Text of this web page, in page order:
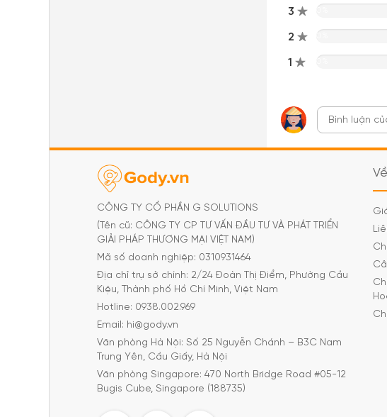
3
2
1
CÔNG TY CỔ PHẦN G SOLUTIONS
(Tên cũ: CÔNG TY CP TƯ VẤN ĐẦU TƯ VÀ PHÁT TRIỂN
GIẢI PHÁP THƯƠNG MẠI VIỆT NAM)
Mã số doanh nghiệp: 0310931464
Địa chỉ trụ sở chính: 2/24 Đoàn Thị Điểm, Phường Cầu
Kiệu, Thành phố Hồ Chí Minh, Việt Nam
Hotline: 0938.002.969
Email: hi@gody.vn
Văn phòng Hà Nội: Số 25 Nguyễn Chánh – B3C Nam
Trung Yên, Cầu Giấy, Hà Nội
Văn phòng Singapore: 470 North Bridge Road #05-12
Bugis Cube, Singapore (188735)